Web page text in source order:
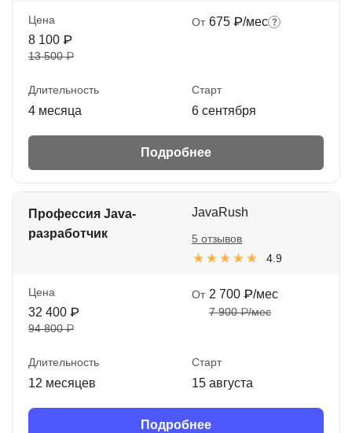
Цена
8 100 ₽
13 500 ₽
От 675 ₽/мес
Длительность
4 месяца
Старт
6 сентября
Подробнее
Профессия Java-
разработчик
JavaRush
4.9
5 отзывов
Цена
32 400 ₽
94 800 ₽
От 2 700 ₽/мес
7 900 ₽/мес
Длительность
12 месяцев
Старт
15 августа
Подробнее